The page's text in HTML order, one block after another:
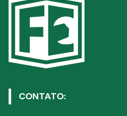
CONTATO: